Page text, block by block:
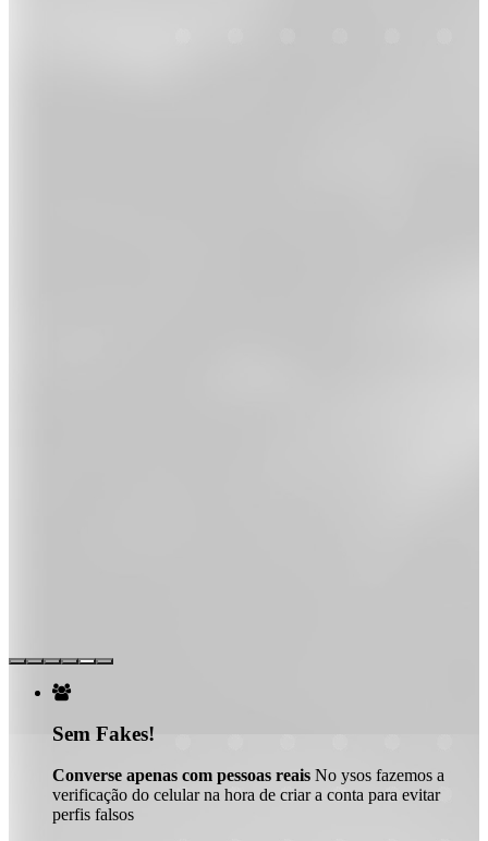

Sem Fakes!
Converse apenas com pessoas reais No ysos fazemos a
verificação do celular na hora de criar a conta para evitar
perfis falsos